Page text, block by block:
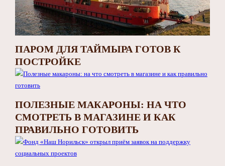
ПАРОМ ДЛЯ ТАЙМЫРА ГОТОВ К
ПОСТРОЙКЕ
ПОЛЕЗНЫЕ МАКАРОНЫ: НА ЧТО
СМОТРЕТЬ В МАГАЗИНЕ И КАК
ПРАВИЛЬНО ГОТОВИТЬ